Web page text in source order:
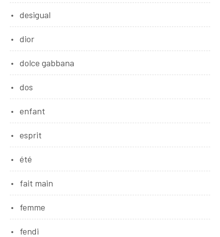
desigual
dior
dolce gabbana
dos
enfant
esprit
été
fait main
femme
fendi